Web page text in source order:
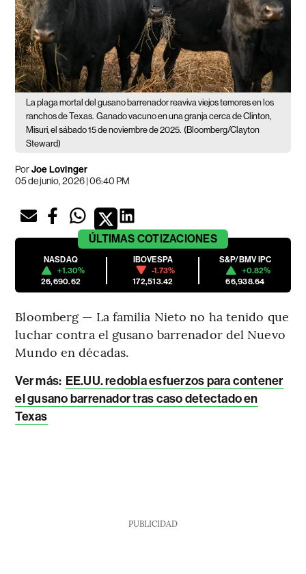
La plaga mortal del gusano barrenador reaviva viejos temores en los
ranchos de Texas. Ganado vacuno en una granja cerca de Clinton,
Misuri, el sábado 15 de noviembre de 2025. (Bloomberg/Clayton
Steward)
PorJoe Lovinger
05 de junio, 2026 | 06:40 PM
ÚLTIMAS COTIZACIONES
NASDAQ
+1.30%
26,690.62
IBOVESPA
-1.73%
172,513.42
S&P/BMV IPC
+0.82%
66,938.64
Bloomberg — La familia Nieto no ha tenido que
luchar contra el gusano barrenador del Nuevo
Mundo en décadas.
Ver más: EE.UU. redobla esfuerzos para contener
el gusano barrenador tras caso detectado en
Texas
PUBLICIDAD